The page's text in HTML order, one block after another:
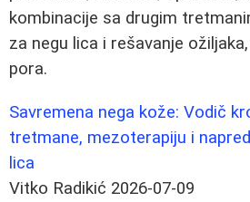
kombinacije sa drugim
za negu lica i rešavanje
pora.
Savremena nega kože: Vodič
tretmane, mezoterapiju i
lica
Vitko Radikić 2026-07-09